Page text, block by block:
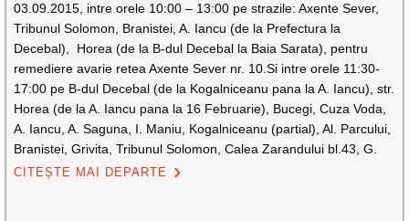
03.09.2015, intre orele 10:00 – 13:00 pe strazile: Axente Sever,
Tribunul Solomon, Branistei, A. Iancu (de la Prefectura la
Decebal), Horea (de la B-dul Decebal la Baia Sarata), pentru
remediere avarie retea Axente Sever nr. 10.Si intre orele 11:30-
17:00 pe B-dul Decebal (de la Kogalniceanu pana la A. Iancu), str.
Horea (de la A. Iancu pana la 16 Februarie), Bucegi, Cuza Voda,
A. Iancu, A. Saguna, I. Maniu, Kogalniceanu (partial), Al. Parcului,
Branistei, Grivita, Tribunul Solomon, Calea Zarandului bl.43, G.
CITEȘTE MAI DEPARTE